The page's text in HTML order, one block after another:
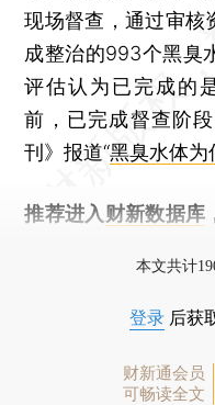
现场督查，通过审核
成整治的993个黑臭
评估认为已完成的
前，已完成督查阶
刊》报道“黑臭水体为
推荐进入 财新数据库
本文共计
登录 后获
财新通会员
可畅读全文